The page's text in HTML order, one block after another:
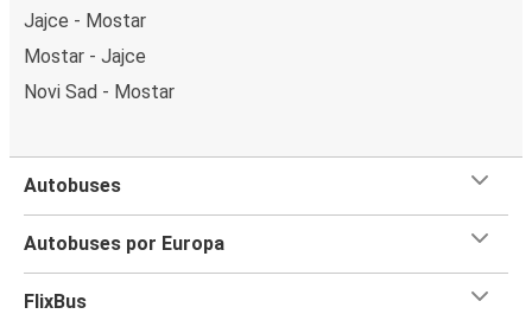
Jajce - Mostar
Mostar - Jajce
Novi Sad - Mostar
Autobuses
Autobuses por Europa
FlixBus